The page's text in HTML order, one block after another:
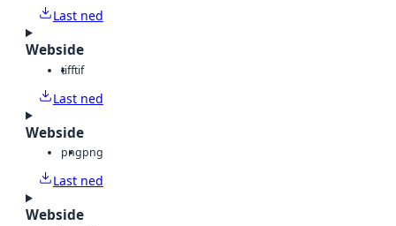
Last ned
Webside
tifftif
Last ned
Webside
pngpng
Last ned
Webside